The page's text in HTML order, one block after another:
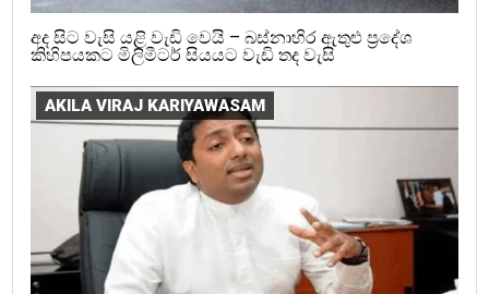
අද සිට වැසි යළි වැඩි වෙයි – බස්නාහිර ඇතුළු ප්‍රදේශ
කිහිපයකට මිලිමීටර් සියයට වැඩි තද වැසි
AKILA VIRAJ KARIYAWASAM